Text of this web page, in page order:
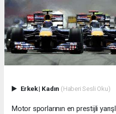
Erkek| Kadın (Haberi Sesli Oku)
Motor sporlarının en prestijli